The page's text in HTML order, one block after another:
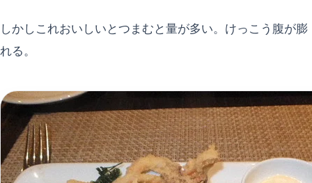
しかしこれおいしいとつまむと量が多い。けっこう腹が膨
れる。